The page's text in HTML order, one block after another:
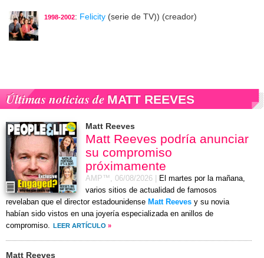
1998-2002: Felicity (serie de TV)) (creador)
Últimas noticias de MATT REEVES
Matt Reeves
Matt Reeves podría anunciar
su compromiso
próximamente
AMP™, 06/08/2026
El martes por la mañana,
varios sitios de actualidad de famosos
revelaban que el director estadounidense Matt Reeves y su novia
habían sido vistos en una joyería especializada en anillos de
compromiso.
LEER ARTÍCULO »
Matt Reeves